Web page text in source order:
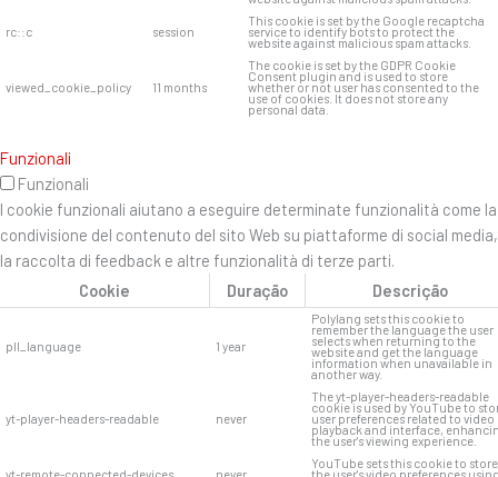
rc::c session
This cookie is set by the Google recaptcha
service to identify bots to protect the
website against malicious spam attacks.
viewed_cookie_policy 11 months
The cookie is set by the GDPR Cookie
Consent plugin and is used to store
whether or not user has consented to the
use of cookies. It does not store any
personal data.
Funzionali
Funzionali
I cookie funzionali aiutano a eseguire determinate funzionalità come la
condivisione del contenuto del sito Web su piattaforme di social media,
la raccolta di feedback e altre funzionalità di terze parti.
Cookie
Duração Descrição
pll_language 1 year
Polylang sets this cookie to
remember the language the user
selects when returning to the
website and get the language
information when unavailable in
another way.
yt-player-headers-readable never
The yt-player-headers-readable
cookie is used by YouTube to
user preferences related to video
playback and interface,
the user's viewing experience.
yt-remote-connected-devices never
YouTube sets this cookie to store
the user's video preferences